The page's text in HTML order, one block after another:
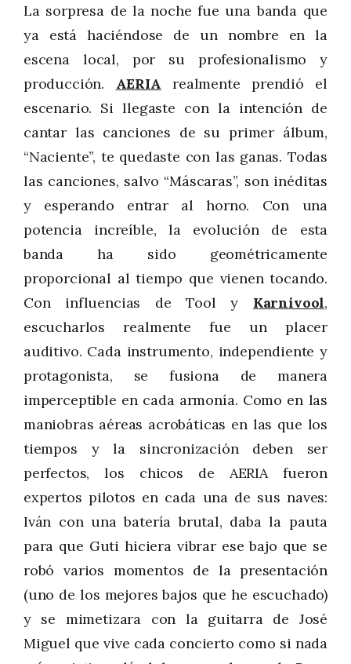
La sorpresa de la noche fue una banda que
ya está haciéndose de un nombre en la
escena local, por su profesionalismo y
producción. AERIA realmente prendió el
escenario. Si llegaste con la intención de
cantar las canciones de su primer álbum,
“Naciente”, te quedaste con las ganas. Todas
las canciones, salvo “Máscaras”, son inéditas
y esperando entrar al horno. Con una
potencia increíble, la evolución de esta
banda ha sido geométricamente
proporcional al tiempo que vienen tocando.
Con influencias de Tool y Karnivool,
escucharlos realmente fue un placer
auditivo. Cada instrumento, independiente y
protagonista, se fusiona de manera
imperceptible en cada armonía. Como en las
maniobras aéreas acrobáticas en las que los
tiempos y la sincronización deben ser
perfectos, los chicos de AERIA fueron
expertos pilotos en cada una de sus naves:
Iván con una batería brutal, daba la pauta
para que Guti hiciera vibrar ese bajo que se
robó varios momentos de la presentación
(uno de los mejores bajos que he escuchado)
y se mimetizara con la guitarra de José
Miguel que vive cada concierto como si nada